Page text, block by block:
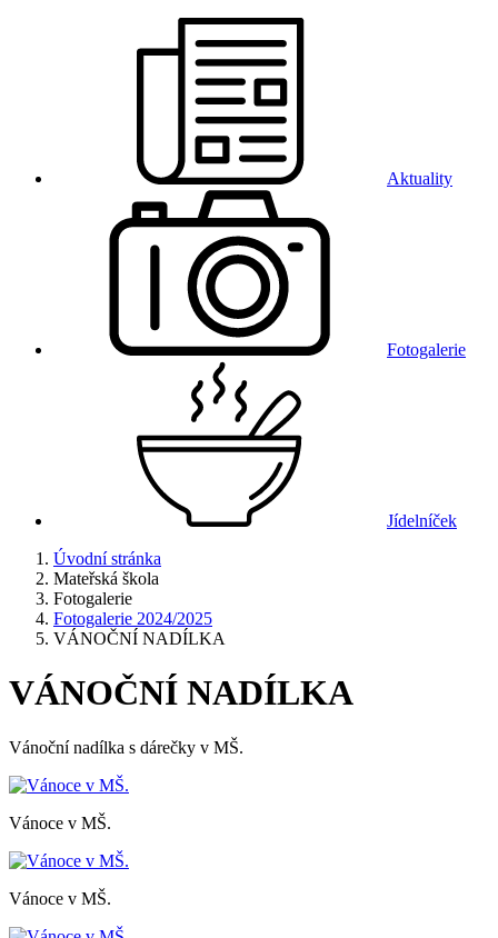
Aktuality
Fotogalerie
Jídelníček
Úvodní stránka
Mateřská škola
Fotogalerie
Fotogalerie 2024/2025
VÁNOČNÍ NADÍLKA
VÁNOČNÍ NADÍLKA
Vánoční nadílka s dárečky v MŠ.
Vánoce v MŠ.
Vánoce v MŠ.